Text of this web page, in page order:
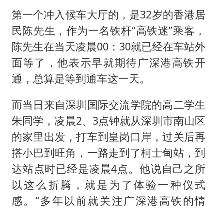
第一个冲入候车大厅的，是32岁的香港居
民陈先生，作为一名铁杆“高铁迷”乘客，
陈先生在当天凌晨00：30就已经在车站外
面等了，他表示早就期待广深港高铁开
通，总算是等到通车这一天。
而当日来自深圳国际交流学院的高二学生
朱同学，凌晨2、3点钟就从深圳市南山区
的家里出发，打车到皇岗口岸，过关后再
搭小巴到旺角，一路走到了柯士甸站，到
达站点时已经是凌晨4点。他说自己之所
以这么折腾，就是为了体验一种仪式
感。“多年以前就关注广深港高铁的情